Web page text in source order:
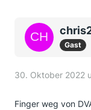
Gast
30. Oktober 2022
Finger weg von